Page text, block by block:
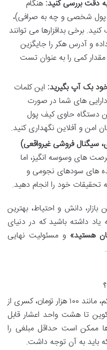
دقت بررسی کنید: هنگام
پول شخصی و چه به صرافی)،
برخی بدافزارها می توانند
و آدرس هکر را جایگزین
مقدار کمی را به عنوان تست
خود بک آپ بگیرید: این کلمات
دارایی های شما در صورت
دستگاه حاوی کیف پول
امن و آفلاین نگهداری کنید.
سیگنال فروشی غیرواقعی)
فرصت های وسوسه انگیز، اما
های سودهای نجومی و
تحقیقات خود را انجام دهید.
دانش و احتیاط، بهترین
یاد داشته باشید که در دنیای
هستید» و مسئولیت نهایی
شما می توانید حتی با مبالغ بسیار کم، مانند ۱۰۰ هزار تومان، کسری از
تا هشت واحد اعشار قابل
ممکن است حداقل مبلغی را
باید به آن توجه داشت.